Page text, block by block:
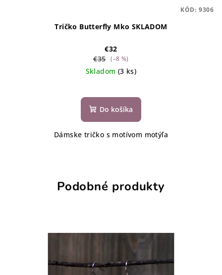
Tričko Butterfly Mko SKLADOM
€32
€35 (–8 %)
Skladom (3 ks)
Do košíka
Dámske tričko s motívom motýľa
KÓD: 9306
Podobné produkty